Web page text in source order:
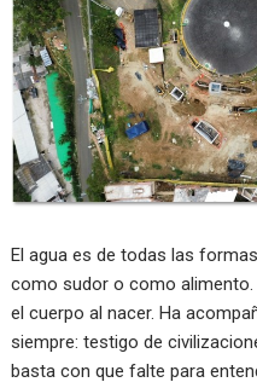
El agua es de todas las
como sudor o como
el cuerpo al nacer. Ha
siempre: testigo de
basta con que falte para